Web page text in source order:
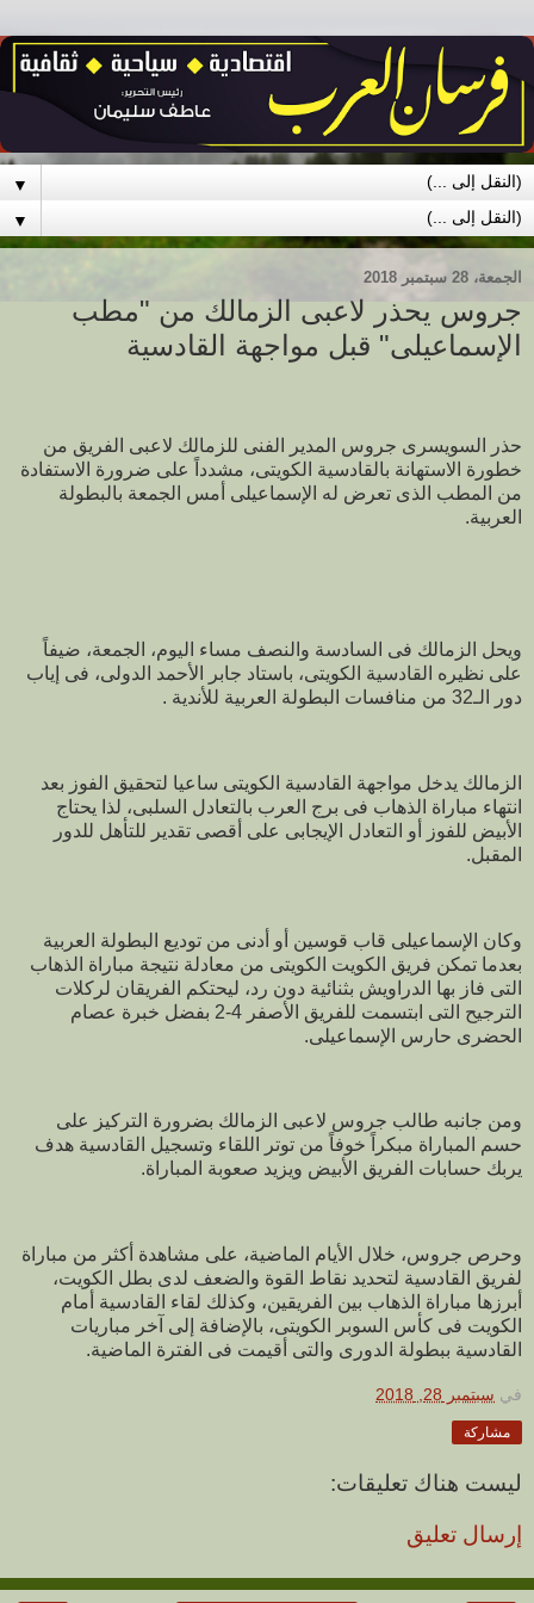
▼
▼
الجمعة، 28 سبتمبر 2018
جروس يحذر لاعبى الزمالك من "مطب
الإسماعيلى" قبل مواجهة القادسية
حذر السويسرى جروس المدير الفنى للزمالك لاعبى الفريق من
خطورة الاستهانة بالقادسية الكويتى، مشدداً على ضرورة الاستفادة
من المطب الذى تعرض له الإسماعيلى أمس الجمعة بالبطولة
العربية.
ويحل الزمالك فى السادسة والنصف مساء اليوم، الجمعة، ضيفاً
على نظيره القادسية الكويتى، باستاد جابر الأحمد الدولى، فى إياب
دور الـ32 من منافسات البطولة العربية للأندية .
الزمالك يدخل مواجهة القادسية الكويتى ساعيا لتحقيق الفوز بعد
انتهاء مباراة الذهاب فى برج العرب بالتعادل السلبى، لذا يحتاج
الأبيض للفوز أو التعادل الإيجابى على أقصى تقدير للتأهل للدور
المقبل.
وكان الإسماعيلى قاب قوسين أو أدنى من توديع البطولة العربية
بعدما تمكن فريق الكويت الكويتى من معادلة نتيجة مباراة الذهاب
التى فاز بها الدراويش بثنائية دون رد، ليحتكم الفريقان لركلات
الترجيح التى ابتسمت للفريق الأصفر 4-2 بفضل خبرة عصام
الحضرى حارس الإسماعيلى.
ومن جانبه طالب جروس لاعبى الزمالك بضرورة التركيز على
حسم المباراة مبكراً خوفاً من توتر اللقاء وتسجيل القادسية هدف
يربك حسابات الفريق الأبيض ويزيد صعوبة المباراة.
وحرص جروس، خلال الأيام الماضية، على مشاهدة أكثر من مباراة
لفريق القادسية لتحديد نقاط القوة والضعف لدى بطل الكويت،
أبرزها مباراة الذهاب بين الفريقين، وكذلك لقاء القادسية أمام
الكويت فى كأس السوبر الكويتى، بالإضافة إلى آخر مباريات
القادسية ببطولة الدورى والتى أقيمت فى الفترة الماضية.
في سبتمبر 28, 2018
مشاركة
ليست هناك تعليقات:
إرسال تعليق